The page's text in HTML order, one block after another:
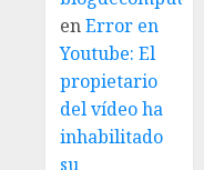
enError en
Youtube: El
propietario
del vídeo ha
inhabilitado
su